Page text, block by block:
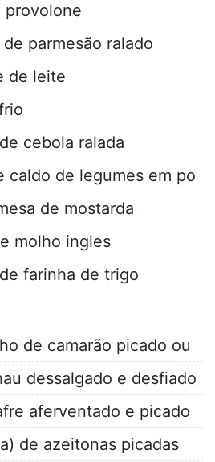
provolone
parmesão ralado
de leite
cebola ralada
caldo de legumes em po
de mostarda
molho ingles
farinha de trigo
de camarão picado ou
dessalgado e desfiado
aferventado e picado
de azeitonas picadas